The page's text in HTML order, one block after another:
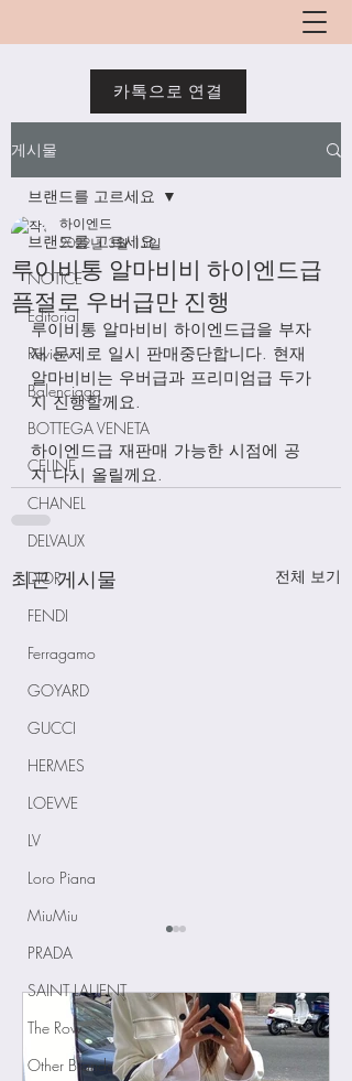
카톡으로 연결
게시물
브랜드를 고르세요
NOTICE
Editorial
Review
Balenciaga
BOTTEGA VENETA
CELINE
CHANEL
DELVAUX
DIOR
FENDI
Ferragamo
GOYARD
GUCCI
HERMES
LOEWE
LV
Loro Piana
MiuMiu
PRADA
SAINT LAUENT
The Row
Other Brands
브랜드를 고르세요
루이비통 알마비비 하이엔드급
픔절로 우버급만 진행
하이엔드
2022년 3월 15일
루이비통 알마비비 하이엔드급을 부자
재 문제로 일시 판매중단합니다. 현재
알마비비는 우버급과 프리미엄급 두가
지 진행할께요.
하이엔드급 재판매 가능한 시점에 공
지 다시 올릴께요.
최근 게시물 전체 보기